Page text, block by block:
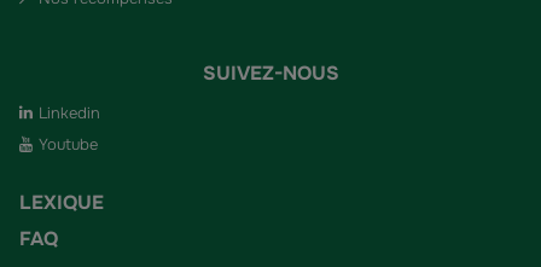
SUIVEZ-NOUS
Linkedin
Youtube
LEXIQUE
FAQ